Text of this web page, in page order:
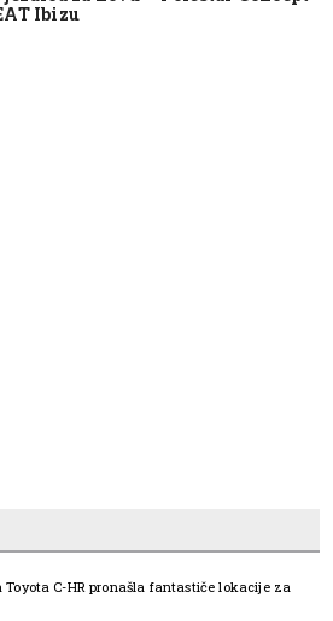
Ibizu
Toyota C-HR pronašla fantastiče lokacije za